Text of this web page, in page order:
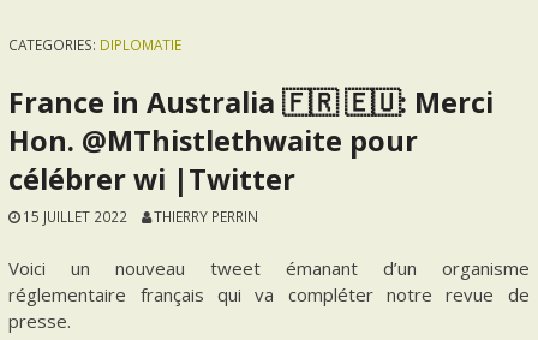
CATEGORIES: DIPLOMATIE
France in Australia 🇫🇷 🇪🇺: Merci
Hon. @MThistlethwaite pour
célébrer wi |Twitter
15 JUILLET 2022 THIERRY PERRIN
Voici un nouveau tweet émanant d’un organisme
réglementaire français qui va compléter notre revue de
presse.